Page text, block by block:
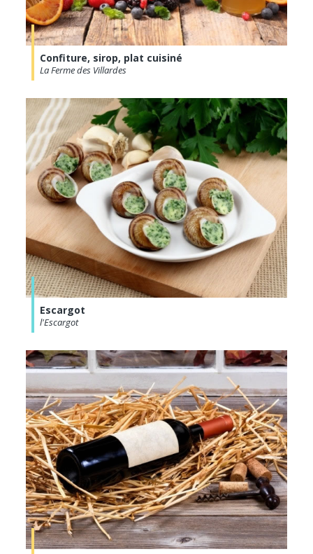
Confiture, sirop, plat cuisiné
La Ferme des Villardes
Escargot
l'Escargot